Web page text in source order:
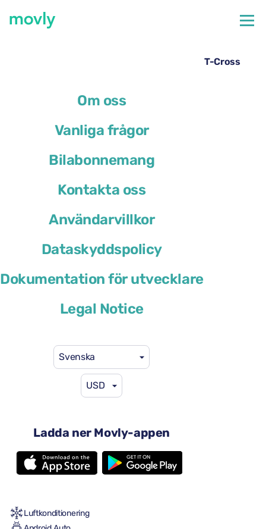
Om oss
Vanliga frågor
Bilabonnemang
Kontakta oss
Användarvillkor
Dataskyddspolicy
Dokumentation för utvecklare
Legal Notice
Svenska
USD
Ladda ner Movly-appen
Hyrbil på Paris Orly flygplats – Volkswagen T-Cross
Volkswagen T-Cross
Automatisk växellåda
5 säten
2 stora resväskor
Luftkonditionering